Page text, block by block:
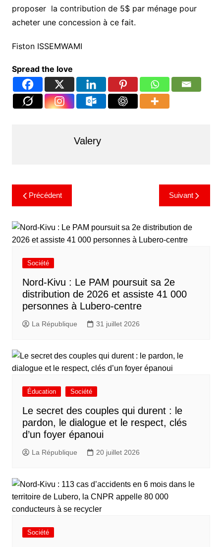
proposer la contribution de 5$ par ménage pour
acheter une concession à ce fait.
Fiston ISSEMWAMI
Spread the love
Valery
Précédent Suivant
Société
Nord-Kivu : Le PAM poursuit sa 2e
distribution de 2026 et assiste 41 000
personnes à Lubero-centre
La République 31 juillet 2026
Éducation Société
Le secret des couples qui durent : le
pardon, le dialogue et le respect, clés
d’un foyer épanoui
La République 20 juillet 2026
Société